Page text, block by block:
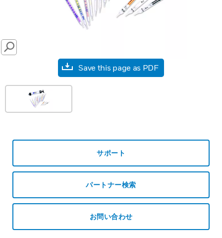
SEARCH
Save this page as PDF
サポート
パートナー検索
お問い合わせ